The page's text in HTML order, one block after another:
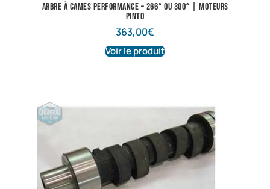
Arbre à cames performance – 266° ou 300° | Moteurs
Pinto
363,00€
Voir le produit